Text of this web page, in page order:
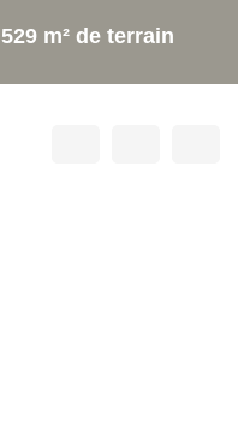
529 m² de terrain